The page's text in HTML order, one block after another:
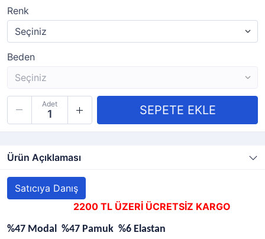
Renk
Beden
Adet
Ürün Açıklaması
Satıcıya Danış
2200 TL ÜZERİ ÜCRETSİZ KARGO
%47 Modal %47 Pamuk %6 Elastan